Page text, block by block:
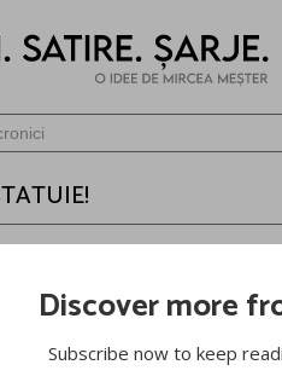
Să ne faceți
noi, de voi, de tot.
Discover more
Subscribe now to keep